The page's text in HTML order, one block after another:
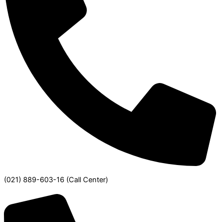
(021) 889-603-16 (Call Center)